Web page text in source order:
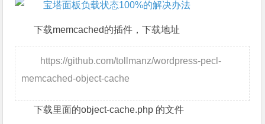
下载memcached的插件，下载地址
https://github.com/tollmanz/wordpress-pecl-
memcached-object-cache
下载里面的object-cache.php 的文件